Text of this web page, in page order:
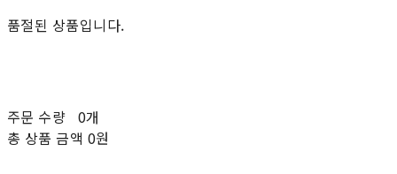
품절된 상품입니다.
주문 수량 0개
총 상품 금액 0원